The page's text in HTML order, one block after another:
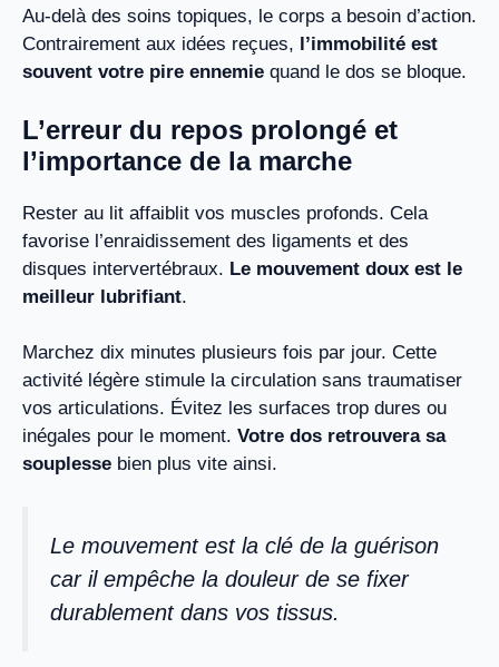
Au-delà des soins topiques, le corps a besoin d’action.
Contrairement aux idées reçues,
l’immobilité est
souvent votre pire ennemie quand le dos se bloque.
L’erreur du repos prolongé et
l’importance de la marche
Rester au lit affaiblit vos muscles profonds. Cela
favorise l’enraidissement des ligaments et des
disques intervertébraux. Le mouvement doux est le
meilleur lubrifiant.
Marchez dix minutes plusieurs fois par jour. Cette
activité légère stimule la circulation sans traumatiser
vos articulations. Évitez les surfaces trop dures ou
inégales pour le moment. Votre dos retrouvera sa
souplesse bien plus vite ainsi.
Le mouvement est la clé de la guérison
car il empêche la douleur de se fixer
durablement dans vos tissus.